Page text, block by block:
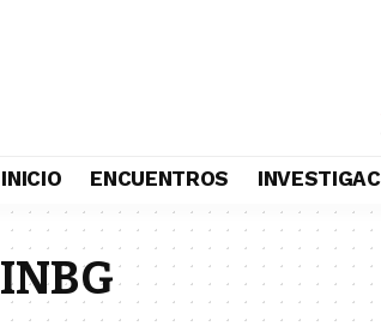
INICIO ENCUENTROS
INBG